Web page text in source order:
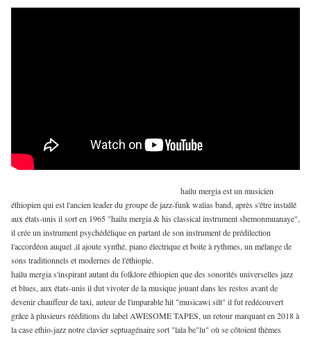
hailu mergia est un musicien
éthiopien qui est l'ancien leader du groupe de jazz-funk walias band, après s'être installé
aux états-unis il sort en 1965 "hailu mergia & his classical instrument shemonmuanaye",
il crée un instrument psychédélique en partant de son instrument de prédilection
l'accordéon auquel ,il ajoute synthé, piano électrique et boite à rythmes, un mélange de
sons traditionnels et modernes de l'éthiopie.
hailu mergia s'inspirant autant du folklore éthiopien que des sonorités universelles jazz
et blues, aux états-unis il dut vivoter de la musique jouant dans les restos avant de
devenir chauffeur de taxi, auteur de l'imparable hit "musicawi silt" il fut redécouvert
grâce à plusieurs rééditions du label AWESOME TAPES, un retour marquant en 2018 à
la case ethio-jazz notre clavier septuagénaire sort "lala be"lu" où se côtoient thèmes